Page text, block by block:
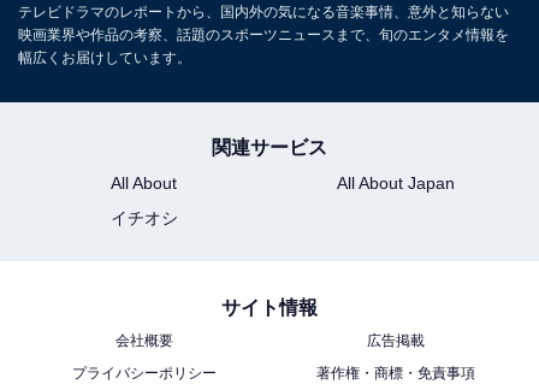
秀主演賞、松潤は最優秀キャラクター賞、亀ちゃんは最
優秀クール賞、山田くんは最優秀ギャップ賞」「犯人へ
強さのある真剣な顔つき、みっちーの演じる金田一一、
とっても最高でした！」など賞賛が殺到しています。
品はHulu（フールー）で独占配信中。令和版・金田一と
過去作を改めて見比べてみても楽しそうです。
テレビドラマのレポートから、国内外の気になる音楽事情、意外と知らない
映画業界や作品の考察、話題のスポーツニュースまで、旬のエンタメ情報を
幅広くお届けしています。
関連サービス
All About
All About Japan
イチオシ
サイト情報
会社概要
広告掲載
プライバシーポリシー
著作権・商標・免責事項